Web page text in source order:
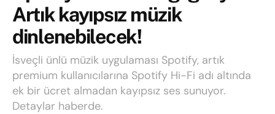
Artık kayıpsız müzik
dinlenebilecek!
İsveçli ünlü müzik uygulaması Spotify, artık
premium kullanıcılarına Spotify Hi-Fi adı altında
ek bir ücret almadan kayıpsız ses sunuyor.
Detaylar haberde.